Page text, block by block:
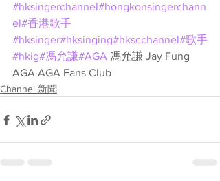
#hksingerchannel#hongkonsingerchann
el#香港歌手
#hksinger#hksinging#hkscchannel#歌手
#hkig#馮允謙#AGA 馮允謙 Jay Fung
AGA AGA Fans Club
Channel 新聞